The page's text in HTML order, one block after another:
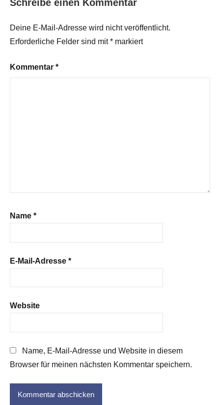
Schreibe einen Kommentar
Deine E-Mail-Adresse wird nicht veröffentlicht.
Erforderliche Felder sind mit* markiert
Kommentar *
Name *
E-Mail-Adresse *
Website
Name, E-Mail-Adresse und Website in diesem
Browser für meinen nächsten Kommentar speichern.